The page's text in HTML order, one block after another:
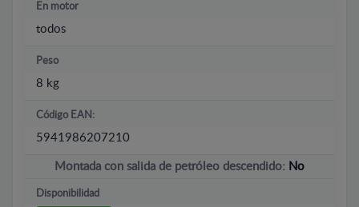
En motor
todos
Peso
8 kg
Código EAN:
5941986207210
Montada con salida de petróleo descendido: No
Disponibilidad